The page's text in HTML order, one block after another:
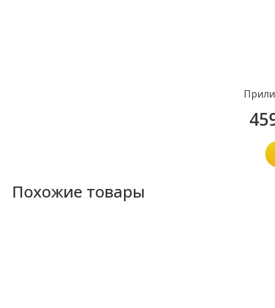
Похожие товары